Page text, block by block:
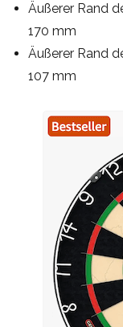
Äußerer Rand
170 mm
Äußerer Rand
107 mm